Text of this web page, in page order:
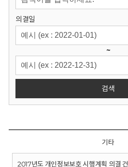
의결일
~
검색
기타
2017년도 개인정보보호 시행계획 의결 건